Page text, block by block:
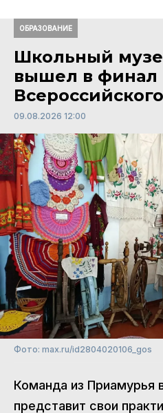
ОБРАЗОВАНИЕ
Школьный
вышел в финал
09.08.2026 12:00
Фото: max.ru/id2804020106_gos
Команда из Приамурья
представит свои